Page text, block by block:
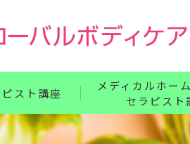
スト講座
ィケア整体コース
メディカルホー
セラピスト